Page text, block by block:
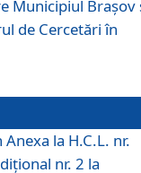
Municipiul Brașov
de Cercetări în
la H.C.L. nr.
nr. 2 la